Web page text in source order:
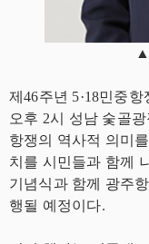
제46주년 5·18민중
오후 2시 성남 숯골
항쟁의 역사적 의미
치를 시민들과 함께
기념식과 함께 광주
행될 예정이다.